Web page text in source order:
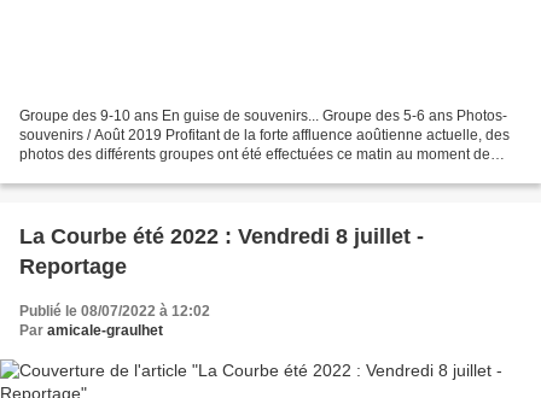
Groupe des 9-10 ans En guise de souvenirs... Groupe des 5-6 ans Photos-
souvenirs / Août 2019 Profitant de la forte affluence aoûtienne actuelle, des
photos des différents groupes ont été effectuées ce matin au moment de
La Courbe été 2022 : Vendredi 8 juillet -
Reportage
Publié le 08/07/2022 à 12:02
Par amicale-graulhet